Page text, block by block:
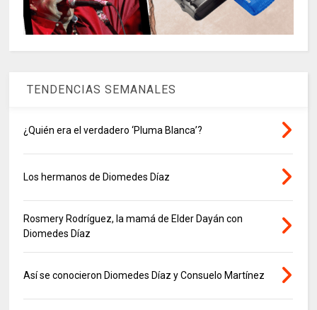
TENDENCIAS SEMANALES
¿Quién era el verdadero ‘Pluma Blanca’?
Los hermanos de Diomedes Díaz
Rosmery Rodríguez, la mamá de Elder Dayán con
Diomedes Díaz
Así se conocieron Diomedes Díaz y Consuelo Martínez